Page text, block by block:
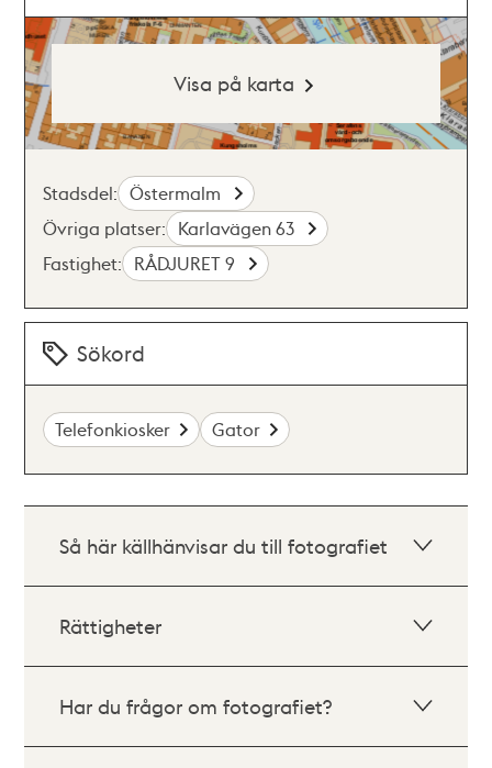
Visa på karta
Stadsdel: Östermalm
Övriga platser: Karlavägen 63
Fastighet: RÅDJURET 9
Sökord
Telefonkiosker Gator
Så här källhänvisar du till fotografiet
Rättigheter
Har du frågor om fotografiet?